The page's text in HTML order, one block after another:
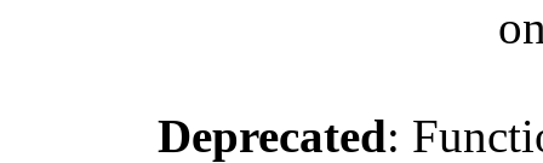
Deprecated: